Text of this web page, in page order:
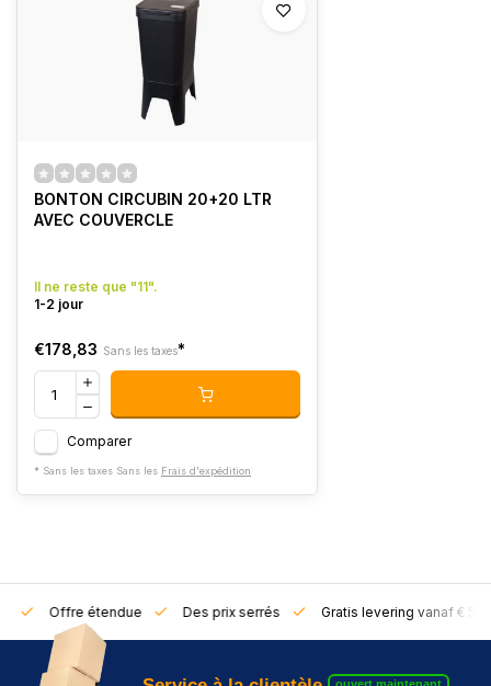
BONTON CIRCUBIN 20+20 LTR
AVEC COUVERCLE
Il ne reste que "11".
1-2 jour
€178,83 Sans les taxes*
Comparer
* Sans les taxes Sans les Frais d'expédition
Offre étendue Des prix serrés Gratis levering vanaf €
ouvert maintenant